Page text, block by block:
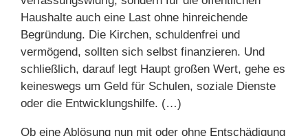
Haushalte auch eine Last ohne hinreichende
Begründung. Die Kirchen, schuldenfrei und
vermögend, sollten sich selbst finanzieren. Und
schließlich, darauf legt Haupt großen Wert, gehe es
keineswegs um Geld für Schulen, soziale Dienste
oder die Entwicklungshilfe. (…)
Ob eine Ablösung nun mit oder ohne Entschädigung